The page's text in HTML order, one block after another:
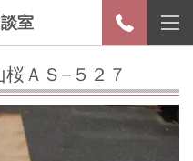
室
ＡＳ−５２７